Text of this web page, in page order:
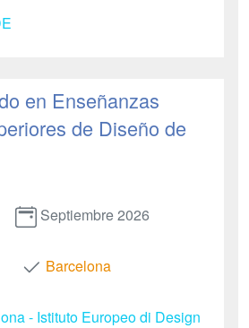
en Enseñanzas
de Diseño de
Septiembre 2026
Barcelona
- Istituto Europeo di Design